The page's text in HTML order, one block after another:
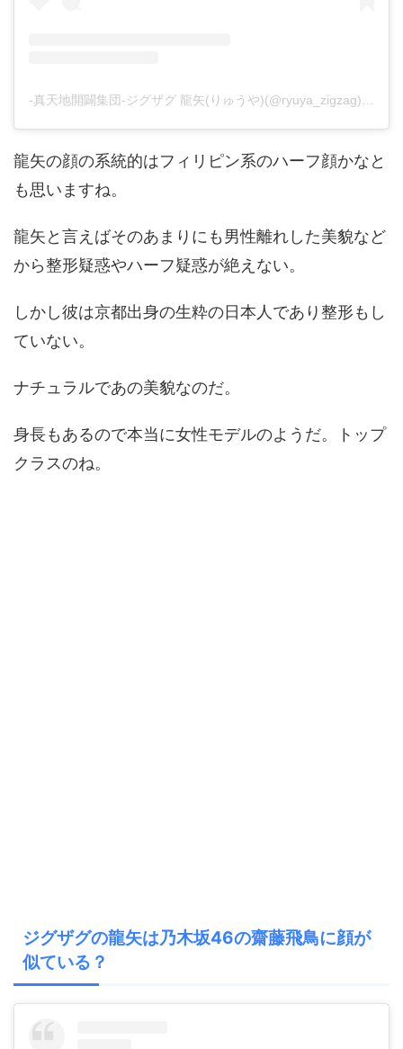
龍矢の顔の系統的はフィリピン系のハーフ顔かなと
も思いますね。
龍矢と言えばそのあまりにも男性離れした美貌など
から整形疑惑やハーフ疑惑が絶えない。
しかし彼は京都出身の生粋の日本人であり整形もし
ていない。
ナチュラルであの美貌なのだ。
身長もあるので本当に女性モデルのようだ。トップ
クラスのね。
ジグザグの龍矢は乃木坂46の齋藤飛鳥に顔が
似ている？